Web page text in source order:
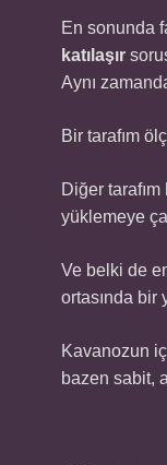
En sonunda
katılaşır
Aynı
Bir tarafım
Diğer
yüklemeye
Ve belki de
ortasında bir
Kavanozun
bazen sabit,